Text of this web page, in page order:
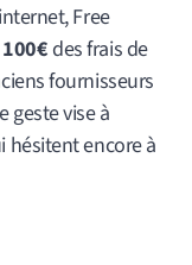
Free
100€ des frais de
fournisseurs
geste vise à
hésitent encore à